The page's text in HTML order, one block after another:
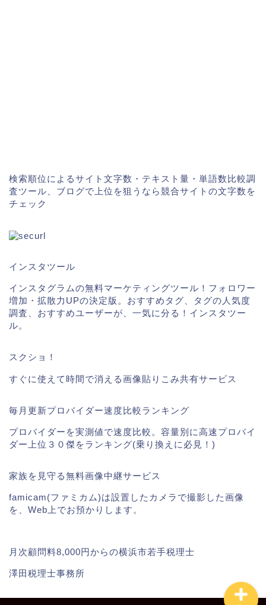
検索順位によるサイト文字数・テキスト量・単語数比較調
査ツール、ブログで上位を狙うなら競合サイトの文字数を
チェック
インスタツール
インスタグラムの無料マーケティングツール！フォロワー
増加・拡散力UPの決定版。おすすめタグ、タグの人気度
調査、おすすめユーザーが、一気に分る！インスタツー
ル。
スクショ！
すぐに使えて時間で消える画像貼りこみ共有サービス
毎月更新プロバイダー速度比較ランキング
プロバイダーを実測値で速度比較。容量別に高速プロバイ
ダー上位３０傑をランキング(乗り換えに必見！)
家族を見守る無料画像中継サービス
famicam(ファミカム)は設置したカメラで撮影した画像
を、Web上でお預かりします。
月次顧問料8,000円からの横浜市若手税理士
澤田税理士事務所
掲載実績